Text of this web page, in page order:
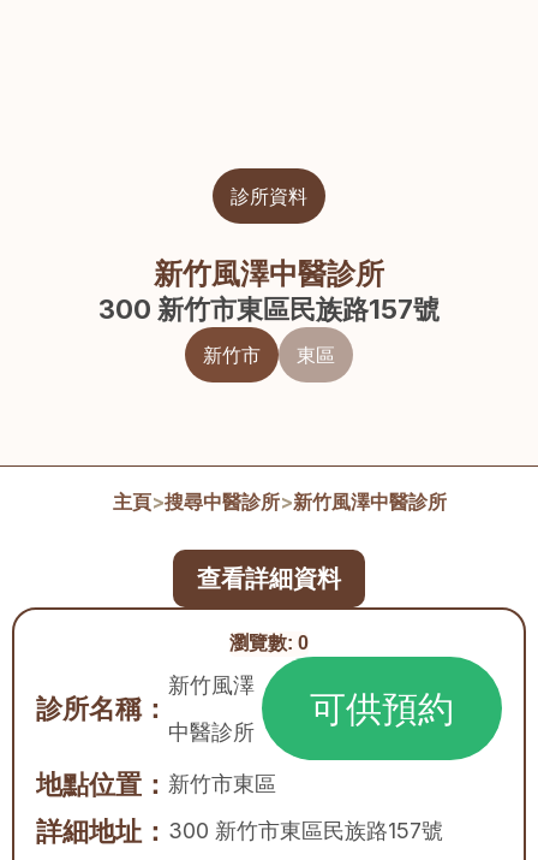
診所資料
新竹風澤中醫診所
300 新竹市東區民族路157號
新竹市 東區
主頁>搜尋中醫診所>新竹風澤中醫診所
瀏覽數: 0
診所名稱：
新竹風澤
中醫診所
可供預約
地點位置： 新竹市東區
詳細地址： 300 新竹市東區民族路157號
查看詳細資料